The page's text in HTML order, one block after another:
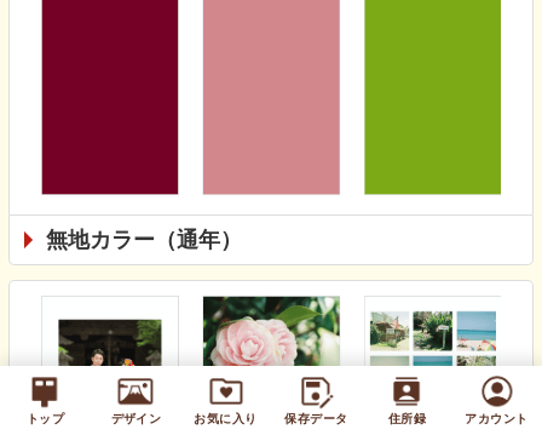
トップ デザイン お気に入り 保存データ 住所録 アカウント
無地カラー（通年）